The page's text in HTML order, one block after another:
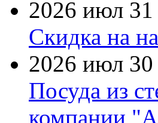
2026 июл 31
Скидка на
2026 июл 30
Посуда из
компании